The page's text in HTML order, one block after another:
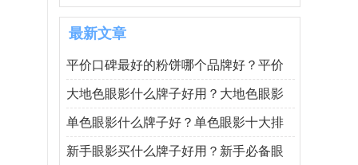
最新文章
平价口碑最好的粉饼哪个品牌好？平价
大地色眼影什么牌子好用？大地色眼影
单色眼影什么牌子好？单色眼影十大排
新手眼影买什么牌子好用？新手必备眼